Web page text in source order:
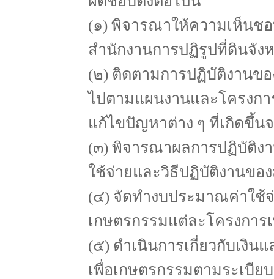
(๑) พิจารณาให้ความเห็นช
สำนักงานการปฏิรูปที่ดินจัง
(๒) ติดตามการปฏิบัติงานข
ไปตามแผนงานและโครงก
แก้ไขปัญหาต่าง ๆ ที่เกิดขึ้น
(๓) พิจารณาผลการปฏิบัติง
ใช้จ่ายและวิธีปฏิบัติงานขอ
(๔) จัดทำงบประมาณค่าใช้
เกษตรกรรมแต่ละโครงกา
(๕) ดำเนินการเกี่ยวกับเงิน
เพื่อเกษตรกรรมตามระเบี